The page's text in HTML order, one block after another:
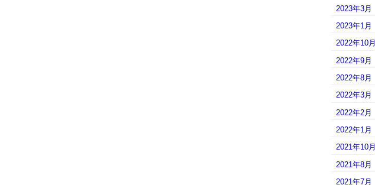
2023年3月
2023年1月
2022年10月
2022年9月
2022年8月
2022年3月
2022年2月
2022年1月
2021年10月
2021年8月
2021年7月